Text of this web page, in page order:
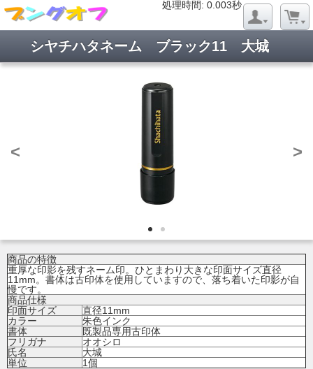
処理時間: 0.003秒
シヤチハタネーム ブラック11 大城
< >
商品の特徴
重厚な印影を残すネーム印。ひとまわり大きな印面サイズ直径
11mm。書体は古印体を使用していますので、落ち着いた印影が自
慢です。
商品仕様
印面サイズ
直径11mm
カラー
朱色インク
書体
既製品専用古印体
フリガナ
オオシロ
氏名
大城
単位
1個
処理時間: 0.020秒